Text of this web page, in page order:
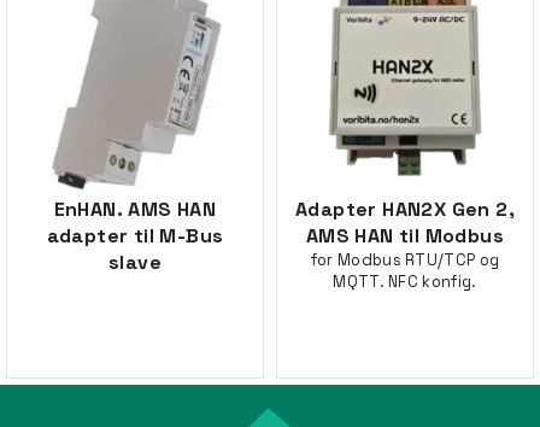
EnHAN. AMS HAN
adapter til M-Bus
slave
Adapter HAN2X Gen 2,
AMS HAN til Modbus
for Modbus RTU/TCP og
MQTT. NFC konfig.